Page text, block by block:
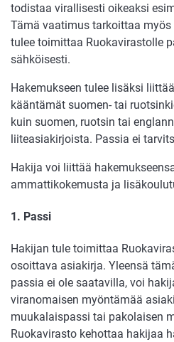
todistaa virallisesti oikeaksi
Tämä vaatimus tarkoittaa
tulee toimittaa Ruokavirastolle
sähköisesti.
Hakemukseen tulee lisäksi
kääntämät suomen- tai
kuin suomen, ruotsin tai
liiteasiakirjoista. Passia ei
Hakija voi liittää
ammattikokemusta ja
1. Passi
Hakijan tule toimittaa
osoittava asiakirja. Yleensä
passia ei ole saatavilla, voi
viranomaisen myöntämää
muukalaispassi tai pakolaisen
Ruokavirasto kehottaa hakijaa